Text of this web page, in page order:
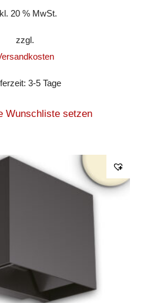
20 % MwSt.
zzgl.
3-5 Tage
Wunschliste setzen